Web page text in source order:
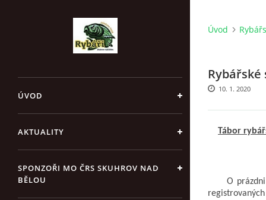
ÚVOD
AKTUALITY
SPONZOŘI MO ČRS SKUHROV NAD
BĚLOU
Úvod
10. 1. 2020
Tábor
O